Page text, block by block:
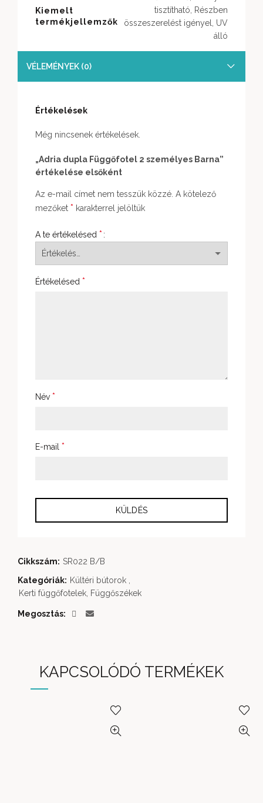
Kiemelt
termékjellemzők
tisztítható, Részben
összeszerelést igényel, UV
álló
VÉLEMÉNYEK (0)
Értékelések
Még nincsenek értékelések.
„Adria dupla Függőfotel 2 személyes Barna”
értékelése elsőként
Az e-mail címet nem tesszük közzé. A kötelező
mezőket * karakterrel jelöltük
A te értékelésed *
Értékelésed *
Név *
E-mail *
Cikkszám: SR022 B/B
Kategóriák: Kültéri bútorok ,
Kerti függőfotelek, Függőszékek
Megosztás
KAPCSOLÓDÓ TERMÉKEK